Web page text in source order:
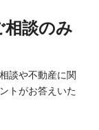
相談のみ
談や不動産に関
トがお答えいた